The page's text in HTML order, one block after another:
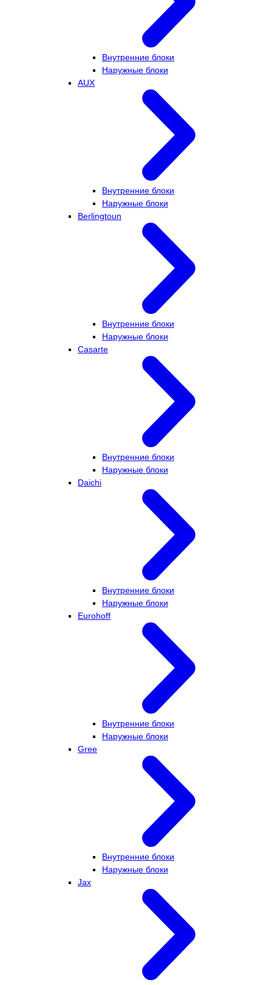
Внутренние блоки
Наружные блоки
AUX
Внутренние блоки
Наружные блоки
Berlingtoun
Внутренние блоки
Наружные блоки
Casarte
Внутренние блоки
Наружные блоки
Daichi
Внутренние блоки
Наружные блоки
Eurohoff
Внутренние блоки
Наружные блоки
Gree
Внутренние блоки
Наружные блоки
Jax